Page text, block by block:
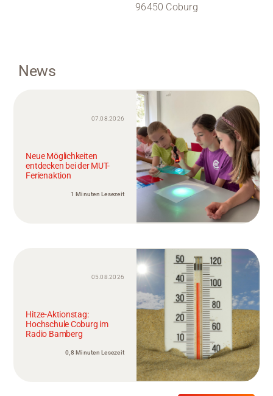
96450 Coburg
News
07.08.2026
Neue Möglichkeiten
entdecken bei der MUT-
Ferienaktion
1 Minuten Lesezeit
05.08.2026
Hitze-Aktionstag:
Hochschule Coburg im
Radio Bamberg
0,8 Minuten Lesezeit